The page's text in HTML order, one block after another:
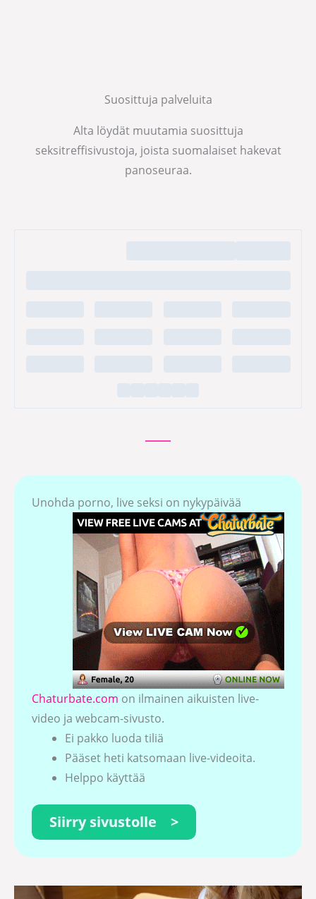
Suosittuja palveluita
Alta löydät muutamia suosittuja
seksitreffisivustoja, joista suomalaiset hakevat
panoseuraa.
Unohda porno, live seksi on nykypäivää
Chaturbate.com on ilmainen aikuisten live-
video ja webcam-sivusto.
Ei pakko luoda tiliä
Pääset heti katsomaan live-videoita.
Helppo käyttää